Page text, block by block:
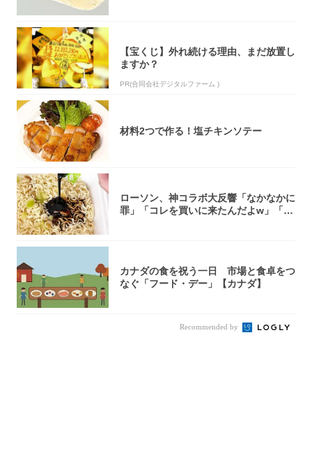
【宝くじ】外れ続ける理由、まだ放置し
ますか？
PR(合同会社デジタルファーム )
材料2つで作る！塩チキンソテー
ローソン、神コラボ大反響「なかなかに
罪」「コレを買いに来たんだよw」「３
カナダの食を祝う一日 市場と食卓をつ
なぐ「フード・デー」【カナダ】
Recommended by